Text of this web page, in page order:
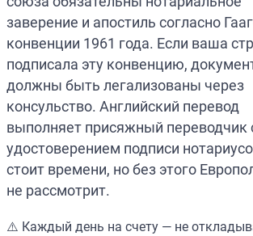
заверение и апостиль согласно
конвенции 1961 года. Если ваша
подписала эту конвенцию,
должны быть легализованы через
консульство. Английский перевод
выполняет присяжный переводчик
удостоверением подписи
стоит времени, но без этого
не рассмотрит.
⚠️ Каждый день на счету — не